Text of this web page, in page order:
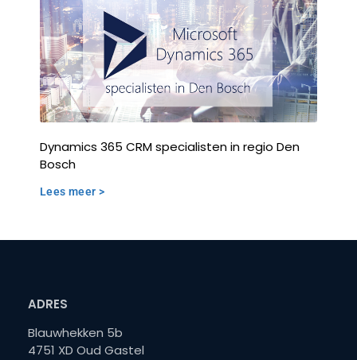
Dynamics 365 CRM specialisten in regio Den
Bosch
Lees meer >
ADRES
Blauwhekken 5b
4751 XD Oud Gastel